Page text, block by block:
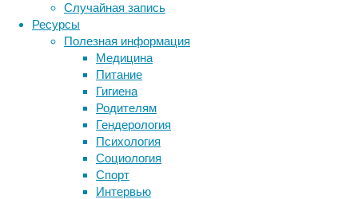
Случайная запись
Ресурсы
Полезная информация
Медицина
Питание
Гигиена
Родителям
Гендерология
Психология
Социология
Спорт
Интервью
Маленькие
дети
любят
играть
прятки,